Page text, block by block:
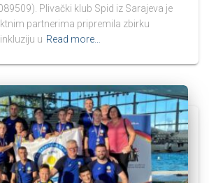
Plivački klub Spid iz Sarajeva je
partnerima pripremila zbirku
u Read more…